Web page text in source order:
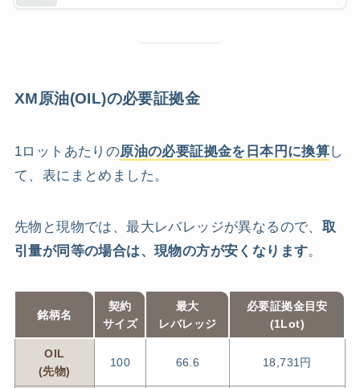
XM原油(OIL)の必要証拠金
1ロットあたりの原油の必要証拠金を日本円に換算し
て、表にまとめました。
先物と現物では、最大レバレッジが異なるので、 取
引量が同等の場合は、現物の方が安くなります。
銘柄名
契約
サイズ
最大
レバレッジ
必要証拠金目安
(1Lot)
OIL
(先物)
100 66.6 18,731円